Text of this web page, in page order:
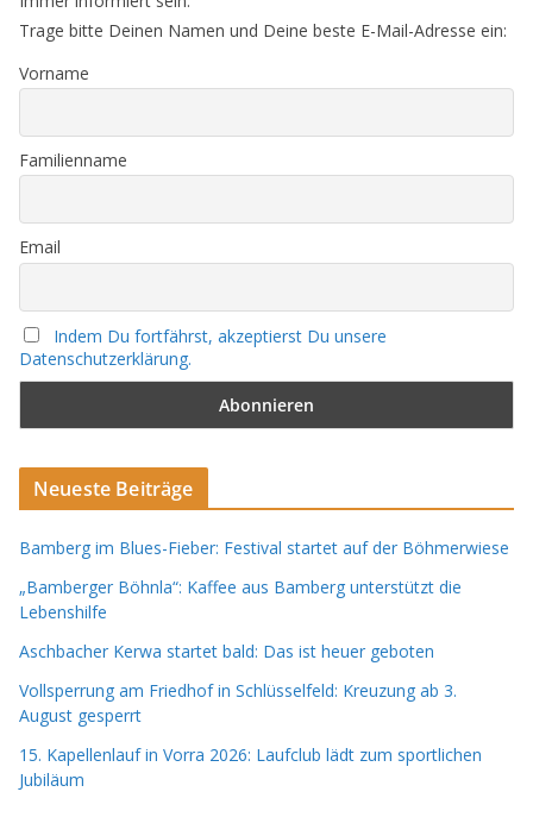
Trage bitte Deinen Namen und Deine beste E-Mail-Adresse ein:
Vorname
Familienname
Email
Indem Du fortfährst, akzeptierst Du unsere
Datenschutzerklärung.
Neueste Beiträge
Bamberg im Blues-Fieber: Festival startet auf der Böhmerwiese
„Bamberger Böhnla“: Kaffee aus Bamberg unterstützt die
Lebenshilfe
Aschbacher Kerwa startet bald: Das ist heuer geboten
Vollsperrung am Friedhof in Schlüsselfeld: Kreuzung ab 3.
August gesperrt
15. Kapellenlauf in Vorra 2026: Laufclub lädt zum sportlichen
Jubiläum